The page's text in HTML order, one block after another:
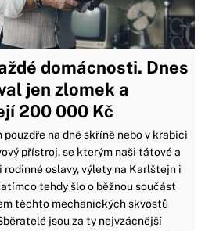
domácnosti. Dnes
jen zlomek a
200 000 Kč
pouzdře na dně skříně nebo v krabici
přístroj, se kterým naši tátové a
oslavy, výlety na Karlštejn i
tehdy šlo o běžnou součást
těchto mechanických skvostů
jsou za ty nejvzácnější